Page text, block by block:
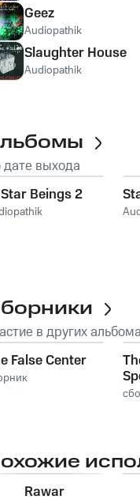
Geez
Audiopathik
Slaughter House
Audiopathik
дате выхода
Star Beings 2
в других
False Center
Rawar